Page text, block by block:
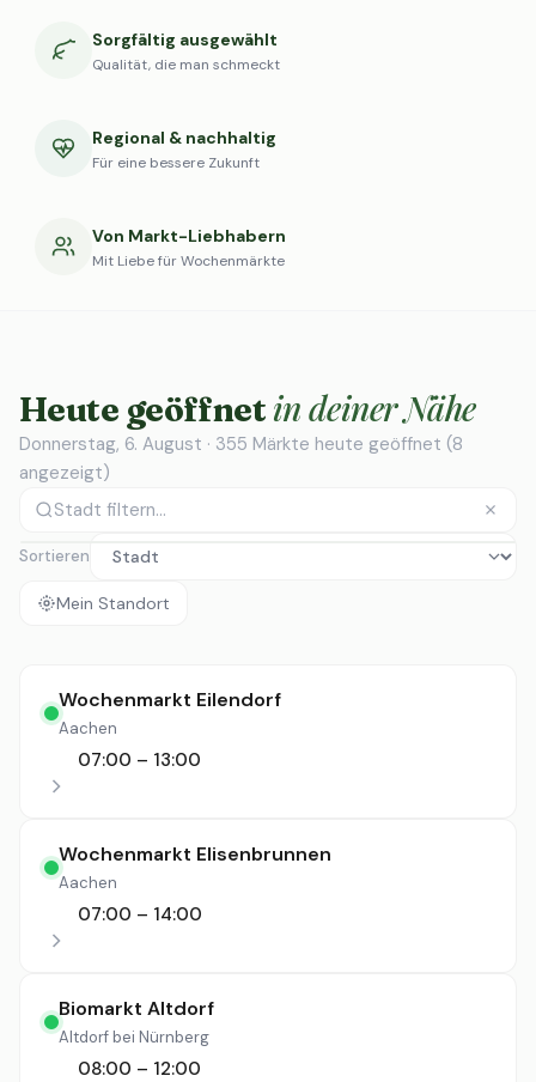
Sorgfältig ausgewählt
Qualität, die man schmeckt
Regional & nachhaltig
Für eine bessere Zukunft
Von Markt-Liebhabern
Mit Liebe für Wochenmärkte
Heute geöffnet in deiner Nähe
Donnerstag, 6. August · 355 Märkte heute geöffnet (8
angezeigt)
Sortieren
Mein Standort
Wochenmarkt Eilendorf
Aachen
07:00 – 13:00
Wochenmarkt Elisenbrunnen
Aachen
07:00 – 14:00
Biomarkt Altdorf
Altdorf bei Nürnberg
08:00 – 12:00